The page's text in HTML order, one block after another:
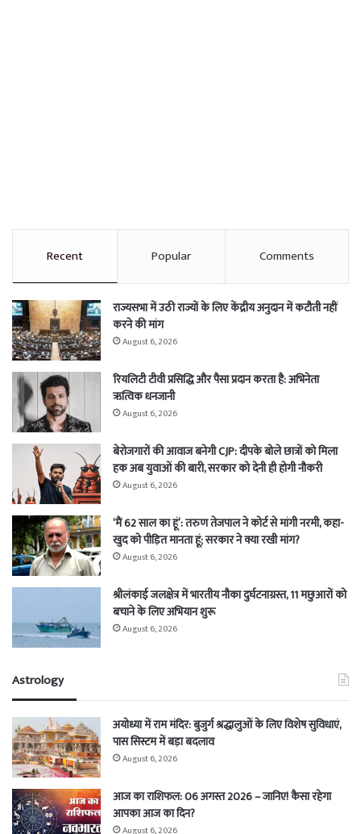
Recent Popular Comments
राज्यसभा में उठी राज्यों के लिए केंद्रीय अनुदान में कटौती नहीं
करने की मांग
August 6, 2026
रियलिटी टीवी प्रसिद्धि और पैसा प्रदान करता है: अभिनेता
ऋत्विक धनजानी
August 6, 2026
बेरोजगारों की आवाज बनेगी CJP: दीपके बोले छात्रों को मिला
हक अब युवाओं की बारी, सरकार को देनी ही होगी नौकरी
August 6, 2026
‘मैं 62 साल का हूं’: तरुण तेजपाल ने कोर्ट से मांगी नरमी, कहा-
खुद को पीड़ित मानता हूं; सरकार ने क्या रखी मांग?
August 6, 2026
श्रीलंकाई जलक्षेत्र में भारतीय नौका दुर्घटनाग्रस्त, 11 मछुआरों को
बचाने के लिए अभियान शुरू
August 6, 2026
Astrology
अयोध्या में राम मंदिर: बुजुर्ग श्रद्धालुओं के लिए विशेष सुविधाएं,
पास सिस्टम में बड़ा बदलाव
August 6, 2026
आज का राशिफल: 06 अगस्त 2026 – जानिए! कैसा रहेगा
आपका आज का दिन?
August 6, 2026